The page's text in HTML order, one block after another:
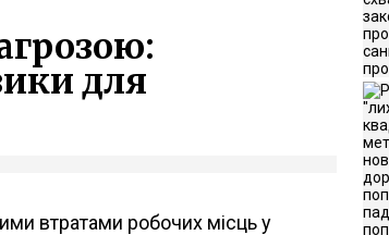
для
втратами робочих місць у